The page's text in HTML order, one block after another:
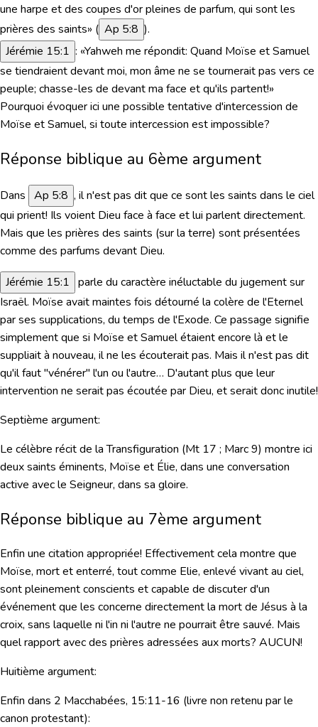
une harpe et des coupes d'or pleines de parfum, qui sont les
prières des saints» ( Ap 5:8 ).
Jérémie 15:1 : «Yahweh me répondit: Quand Moïse et Samuel
se tiendraient devant moi, mon âme ne se tournerait pas vers ce
peuple; chasse-les de devant ma face et qu'ils partent!»
Pourquoi évoquer ici une possible tentative d'intercession de
Moïse et Samuel, si toute intercession est impossible?
Réponse biblique au 6ème argument
Dans Ap 5:8 , il n'estpas ditque ce sont les saints dans le ciel
qui prient! Ils voient Dieu face à face et lui parlent directement.
Mais que les prières des saints (sur la terre) sont présentées
comme des parfums devant Dieu.
Jérémie 15:1 parle du caractère inéluctable du jugement sur
Israël. Moïse avait maintes fois détourné la colère de l'Eternel
par ses supplications, du temps de l'Exode. Ce passage signifie
simplement que si Moïse et Samuel étaient encore là et le
suppliait à nouveau, il ne les écouterait pas. Mais il n'est pas dit
qu'il faut "vénérer" l'un ou l'autre… D'autant plus que leur
intervention ne serait pas écoutée par Dieu, et serait donc inutile!
Septième argument:
Le célèbre récit de la Transfiguration (Mt 17 ; Marc 9) montre ici
deux saints éminents, Moïse et Élie, dans une conversation
active avec le Seigneur, dans sa gloire.
Réponse biblique au 7ème argument
Enfin une citation appropriée! Effectivement cela montre que
Moïse, mortet enterré, tout comme Elie, enlevé vivant au ciel,
sont pleinement conscients et capable de discuter d'un
événement que les concerne directement la mort de Jésus à la
croix, sans laquelle ni l'in ni l'autre ne pourrait être sauvé. Mais
quel rapport avec des prières adressées aux morts? AUCUN!
Huitième argument:
Enfin dans 2 Macchabées, 15:11-16 (livre non retenu par le
canon protestant):